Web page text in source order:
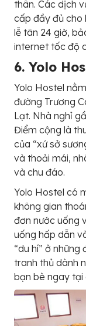
thân. Các dịch
cấp đầy đủ cho
lễ tân 24 giờ,
internet tốc độ
6. Yolo
Yolo Hostel
đường Trương
Lạt. Nhà nghỉ
Điểm cộng là
của “xứ sở
và thoải mái,
và chu đáo.
Yolo Hostel có
không gian
đơn nước uống
uống hấp dẫn
“du hí” ở
tranh thủ dành
bạn bè ngay tại